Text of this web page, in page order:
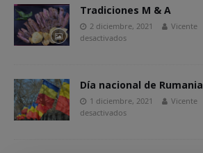
Tradiciones M & A
2 diciembre, 2021 Vicente
desactivados
Día nacional de Rumania
1 diciembre, 2021 Vicente
desactivados